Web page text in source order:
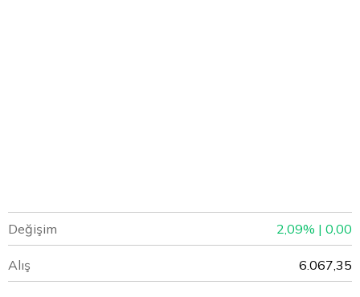
Değişim 2,09% | 0,00
Alış 6.067,35